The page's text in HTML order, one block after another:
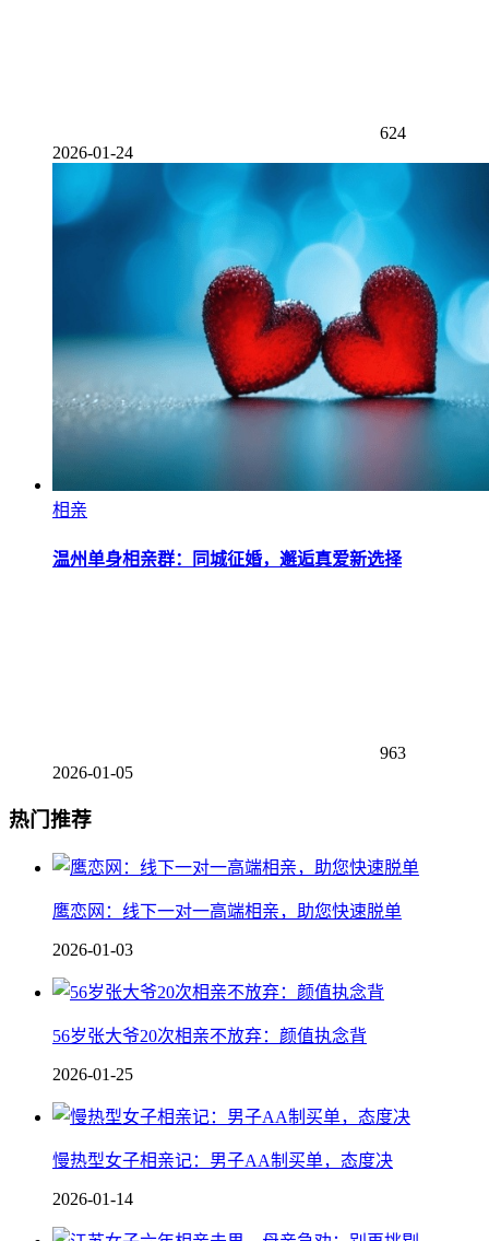
624
2026-01-24
相亲
温州单身相亲群：同城征婚，邂逅真爱新选择
963
2026-01-05
热门推荐
鹰恋网：线下一对一高端相亲，助您快速脱单
2026-01-03
56岁张大爷20次相亲不放弃：颜值执念背
2026-01-25
慢热型女子相亲记：男子AA制买单，态度决
2026-01-14